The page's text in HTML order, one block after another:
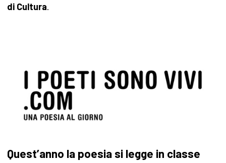
di Cultura.
Quest’anno la poesia si legge in classe